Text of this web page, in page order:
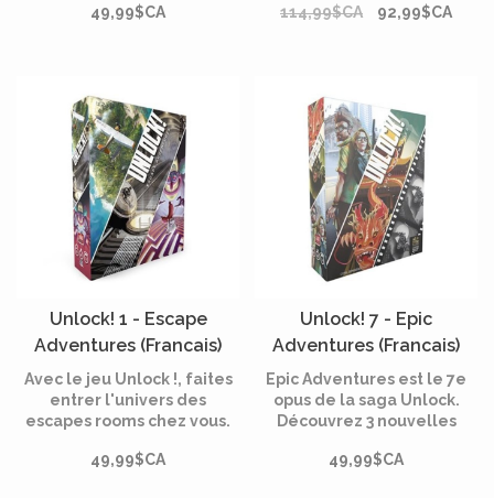
Unlock !, le jeu qui fait
49,99$CA
ludique unique en
114,99$CA 92,99$CA
Unlock! 1 - Escape
Adventures (Francais)
Avec le jeu Unlock !, faites
entrer l'univers des
escapes rooms chez vous.
partenaires pour arriver à
49,99$CA
Unlock! 7 - Epic
Adventures (Francais)
Epic Adventures est le 7e
opus de la saga Unlock.
Découvrez 3 nouvelles
7ème art et décès, Les 7
49,99$CA